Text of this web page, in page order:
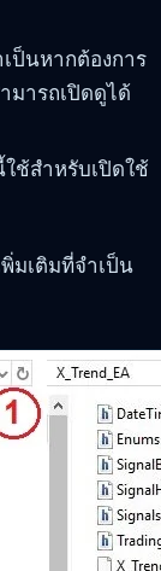
ป็นหากต้องการ
มารถเปิดดูได้
ช้สำหรับเปิดใช้
มเติมที่จำเป็น